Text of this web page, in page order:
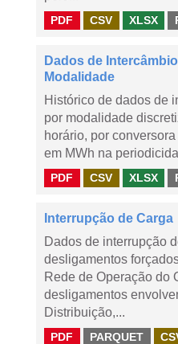
PDF CSV XLSX
Dados de
Modalidade
Histórico de dados de
por modalidade
horário, por
em MWh na
PDF CSV XLSX
Interrupção de Carga
Dados de interrupção
desligamentos
Rede de Operação do
desligamentos
Distribuição,...
PDF PARQUET